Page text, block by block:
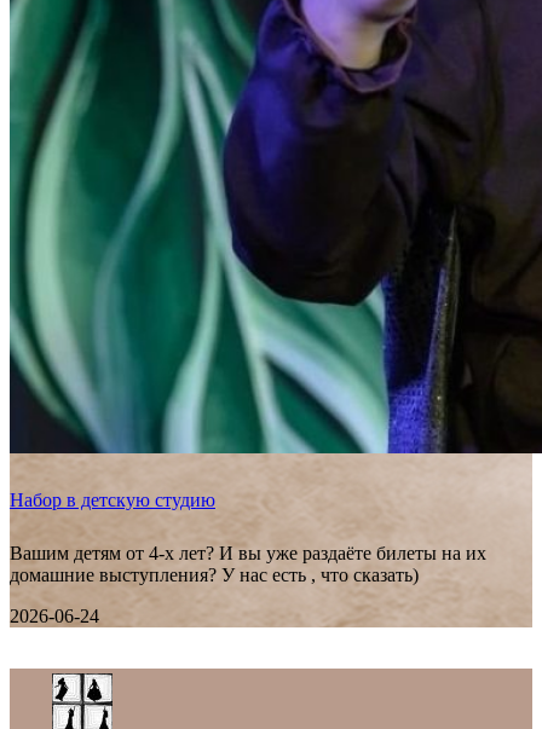
Набор в детскую студию
Вашим детям от 4-х лет? И вы уже раздаёте билеты на их
домашние выступления? У нас есть , что сказать)
2026-06-24